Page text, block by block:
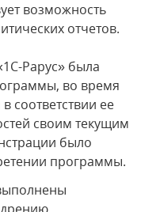
возможность
отчетов.
Рарус» была
во время
соответствии ее
своим текущим
было
программы.